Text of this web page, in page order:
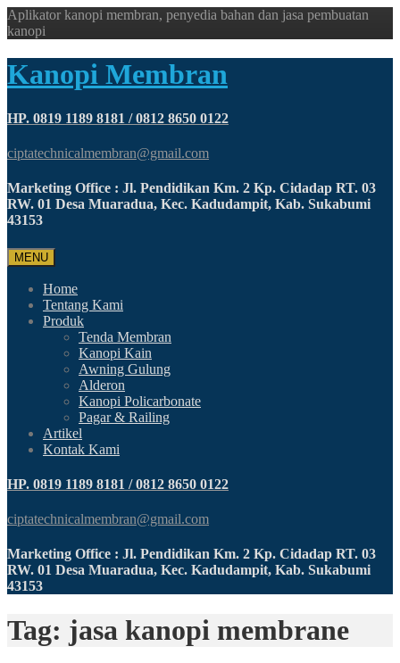
Aplikator kanopi membran, penyedia bahan dan jasa pembuatan
kanopi
Kanopi Membran
HP. 0819 1189 8181 / 0812 8650 0122
ciptatechnicalmembran@gmail.com
Marketing Office : Jl. Pendidikan Km. 2 Kp. Cidadap RT. 03
RW. 01 Desa Muaradua, Kec. Kadudampit, Kab. Sukabumi
43153
MENU
Home
Tentang Kami
Produk
Tenda Membran
Kanopi Kain
Awning Gulung
Alderon
Kanopi Policarbonate
Pagar & Railing
Artikel
Kontak Kami
HP. 0819 1189 8181 / 0812 8650 0122
ciptatechnicalmembran@gmail.com
Marketing Office : Jl. Pendidikan Km. 2 Kp. Cidadap RT. 03
RW. 01 Desa Muaradua, Kec. Kadudampit, Kab. Sukabumi
43153
Tag: jasa kanopi membrane